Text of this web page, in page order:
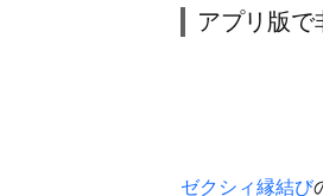
アプリ版で
ゼクシィ縁結び